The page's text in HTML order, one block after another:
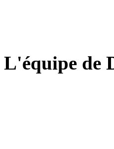
L'équipe de